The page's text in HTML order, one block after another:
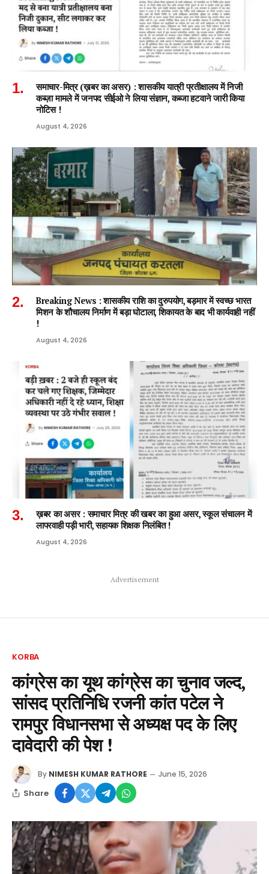
समाचार-मित्र (ख़बर का असर) : शासकीय यात्री प्रतीक्षालय में निजी
कब्ज़ा मामले में जनपद सीईओ ने लिया संज्ञान, कब्जा हटवाने जारी किया
नोटिस !
August 4, 2026
Breaking News : शासकीय राशि का दुरुपयोग, बड़मार में स्वच्छ भारत
मिशन के शौचालय निर्माण में बड़ा घोटाला, शिकायत के बाद भी कार्यवाही नहीं
!
August 4, 2026
ख़बर का असर : समाचार मित्र की खबर का हुआ असर, स्कूल संचालन में
लापरवाही पड़ी भारी, सहायक शिक्षक निलंबित !
August 4, 2026
Advertisement
KORBA
कांग्रेस का यूथ कांग्रेस का चुनाव जल्द,
सांसद प्रतिनिधि रजनी कांत पटेल ने
रामपुर विधानसभा से अध्यक्ष पद के लिए
दावेदारी की पेश !
By NIMESH KUMAR RATHORE June 15, 2026
Share